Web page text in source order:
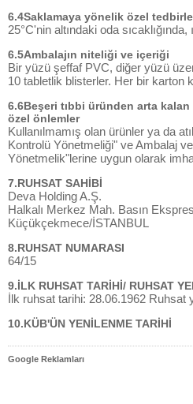
6.4Saklamaya yönelik özel
25°C'nin altındaki oda
6.5Ambalajın niteliği ve içeriği
Bir yüzü şeffaf PVC, diğer yüzü
10 tabletlik blisterler. Her bir karton
6.6Beşeri tıbbi üründen arta
özel önlemler
Kullanılmamış olan ürünler ya da
Kontrolü Yönetmeliği" ve Ambalaj
Yönetmelik"lerine uygun olarak
7.RUHSAT SAHİBİ
Deva Holding A.Ş.
Halkalı Merkez Mah. Basın
Küçükçekmece/İSTANBUL
8.RUHSAT NUMARASI
64/15
9.İLK RUHSAT TARİHİ/ RUHSAT
İlk ruhsat tarihi: 28.06.1962 Ruhsat
10.KÜB'ÜN YENİLENME TARİHİ
Google Reklamları